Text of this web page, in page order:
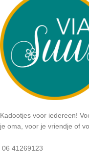
Kadootjes voor iedereen!
je oma, voor je vriendje of
06 41269123